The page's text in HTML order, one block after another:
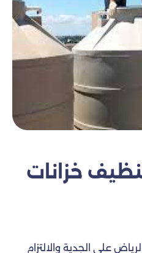
خزانات
علي الجدية والالتزام